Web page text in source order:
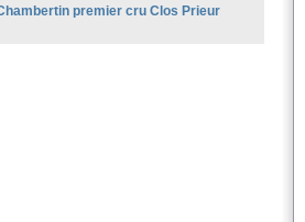
premier cru Clos Prieur